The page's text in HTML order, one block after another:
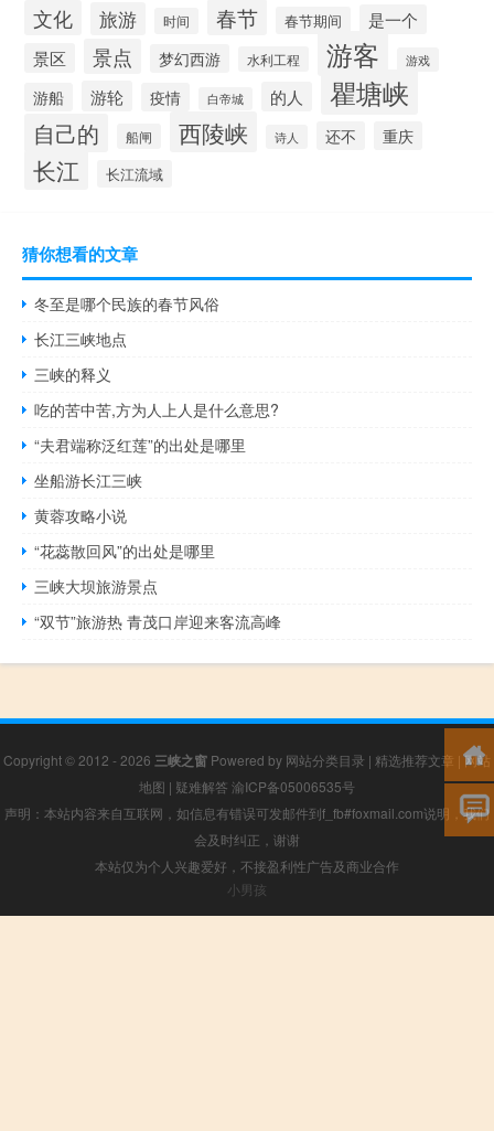
文化 旅游 时间 春节 春节期间
是一个
景区
景点 梦幻西游 水利工程 游客 游戏
游船 游轮 疫情 白帝城 的人 瞿塘峡
自己的 船闸 西陵峡 诗人 还不 重庆
长江 长江流域
猜你想看的文章
冬至是哪个民族的春节风俗
长江三峡地点
三峡的释义
吃的苦中苦,方为人上人是什么意思?
“夫君端称泛红莲”的出处是哪里
坐船游长江三峡
黄蓉攻略小说
“花蕊散回风”的出处是哪里
三峡大坝旅游景点
“双节”旅游热 青茂口岸迎来客流高峰
Copyright © 2012 - 2026 三峡之窗 Powered by 网站分类目录 | 精选推荐文章 |网站
地图 | 疑难解答 渝ICP备05006535号
声明：本站内容来自互联网，如信息有错误可发邮件到f_fb#foxmail.com说明，我们
会及时纠正，谢谢
本站仅为个人兴趣爱好，不接盈利性广告及商业合作
小男孩